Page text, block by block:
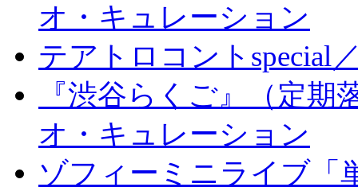
オ・キュレーション
テアトロコントspecial
『渋谷らくご』（定
オ・キュレーション
ゾフィーミニライブ「